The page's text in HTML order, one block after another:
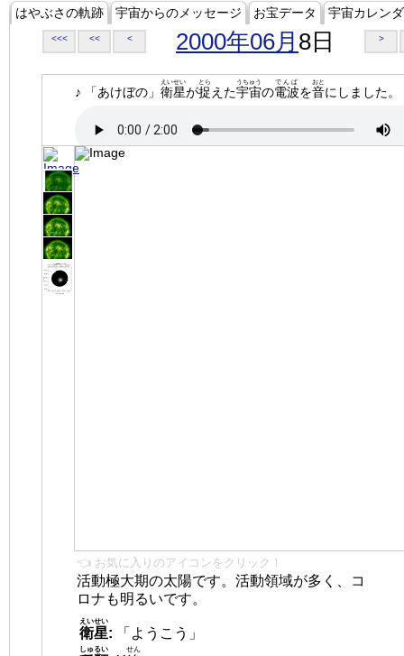
はやぶさの軌跡 宇宙からのメッセージ お宝データ 宇宙カレン
<<< << < 2000年06月 8日 >
♪ 「あけぼの」 衛星
えいせい
が捉
とら
えた宇宙
うちゅう
の電波
でんぱ
を音
おと
にしました。
👈 お気に入りのアイコンをクリック！
活動極大期の太陽です。活動領域が多く、コ
ロナも明るいです。
衛星
えいせい
:
「ようこう」
しゅるい せん